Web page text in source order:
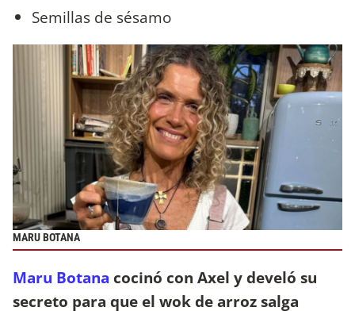
Semillas de sésamo
MARU BOTANA
Maru Botana cocinó con Axel y develó su
secreto para que el wok de arroz salga